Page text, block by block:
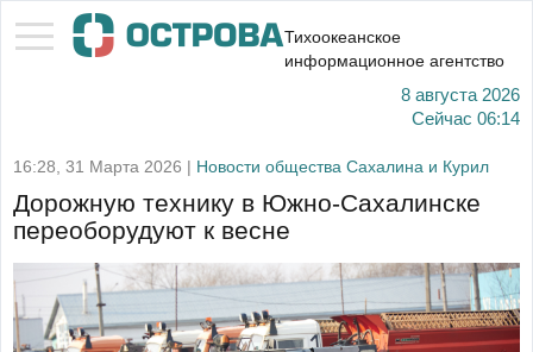
Тихоокеанское
информационное агентство
8 августа 2026
Сейчас 06:14
16:28, 31 Марта 2026 | Новости общества Сахалина и Курил
Дорожную технику в Южно-Сахалинске
переоборудуют к весне